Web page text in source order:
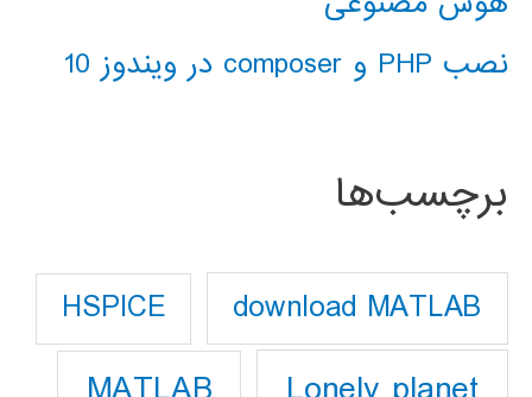
نصب PHP و composer در ویندوز 10
برچسب‌ها
download MATLAB
HSPICE